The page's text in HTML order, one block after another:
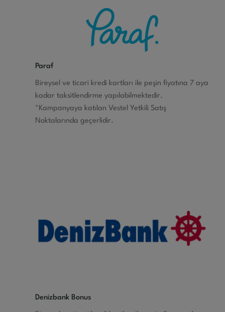
Paraf
Bireysel ve ticari kredi kartları ile peşin fiyatına 7 aya
kadar taksitlendirme yapılabilmektedir.
*Kampanyaya katılan Vestel Yetkili Satış
Noktalarında geçerlidir.
Denizbank Bonus